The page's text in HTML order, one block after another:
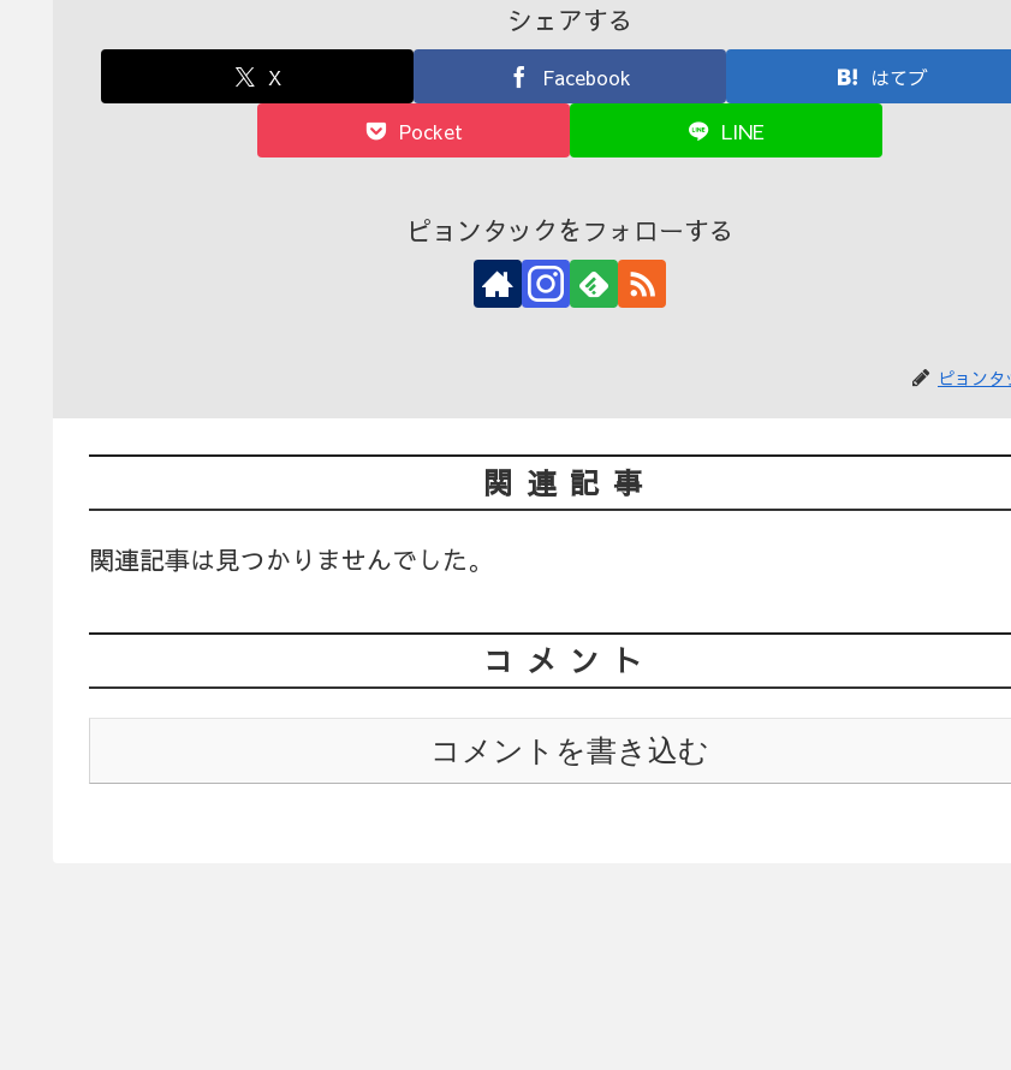
シェアする
X Facebook はてブ
Pocket LINE
ピョンタックをフォローする
ピョンタ
関連記事
関連記事は見つかりませんでした。
コメント
コメントを書き込む